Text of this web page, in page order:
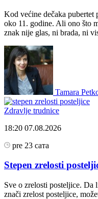
Kod većine dečaka pubertet
oko 11. godine. Ali ono što
znak nije glas, ni brada, ni
Tamara
Zdravlje trudnice
18:20 07.08.2026
pre 23 сата
Stepen zrelosti
Sve o zrelosti posteljice. Da
znači zrelost posteljice,